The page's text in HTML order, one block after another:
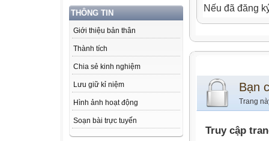
THÔNG TIN
Giới thiệu bản thân
Thành tích
Chia sẻ kinh nghiệm
Lưu giữ kỉ niệm
Hình ảnh hoạt động
Soạn bài trực tuyến
Nếu đã đăng
Bạn
Trang
Truy cập